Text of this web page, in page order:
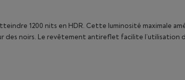
1200 nits en HDR. Cette luminosité maximale
des noirs. Le revêtement antireflet facilite l’utilisation